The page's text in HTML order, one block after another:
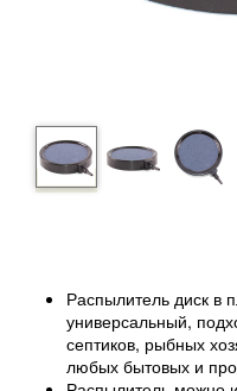
Распылитель диск в
универсальный,
септиков, рыбных
любых бытовых и